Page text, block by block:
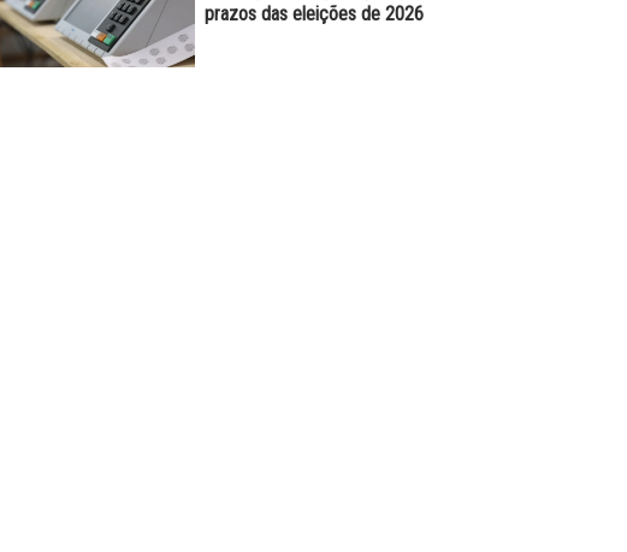
prazos das eleições de 2026